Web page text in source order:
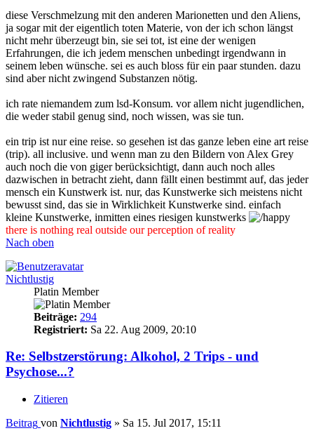
diese Verschmelzung mit den anderen Marionetten und den Aliens,
ja sogar mit der eigentlich toten Materie, von der ich schon längst
nicht mehr überzeugt bin, sie sei tot, ist eine der wenigen
Erfahrungen, die ich jedem menschen unbedingt irgendwann in
seinem leben wünsche. sei es auch bloss für ein paar stunden. dazu
sind aber nicht zwingend Substanzen nötig.
ich rate niemandem zum lsd-Konsum. vor allem nicht jugendlichen,
die weder stabil genug sind, noch wissen, was sie tun.
ein trip ist nur eine reise. so gesehen ist das ganze leben eine art reise
(trip). all inclusive. und wenn man zu den Bildern von Alex Grey
auch noch die von giger berücksichtigt, dann auch noch alles
dazwischen in betracht zieht, dann fällt einen bestimmt auf, das jeder
mensch ein Kunstwerk ist. nur, das Kunstwerke sich meistens nicht
bewusst sind, das sie in Wirklichkeit Kunstwerke sind. einfach
kleine Kunstwerke, inmitten eines riesigen kunstwerks
there is nothing real outside our perception of reality
Nach oben
Nichtlustig
Platin Member
Beiträge: 294
Registriert: Sa 22. Aug 2009, 20:10
Re: Selbstzerstörung: Alkohol, 2 Trips - und
Psychose...?
Zitieren
Beitrag von Nichtlustig » Sa 15. Jul 2017, 15:11